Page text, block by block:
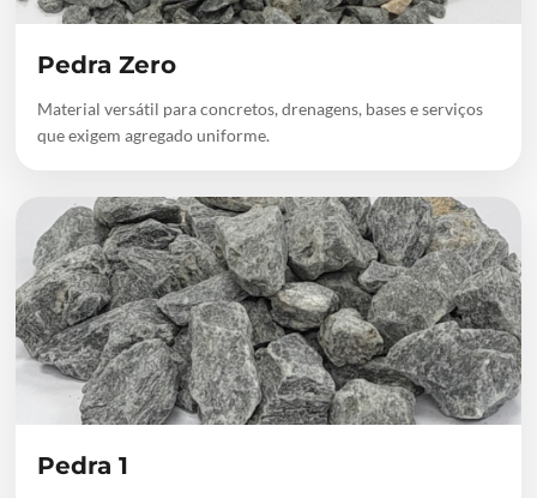
Pedra Zero
Material versátil para concretos, drenagens, bases e serviços
que exigem agregado uniforme.
Pedra 1